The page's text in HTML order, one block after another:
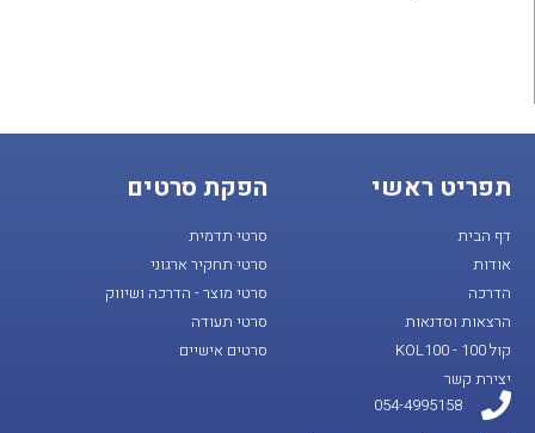
תפריט ראשי
דף הבית
אודות
הדרכה
הרצאות וסדנאות
קול 100 - KOL100
יצירת קשר
הפקת סרטים
סרטי תדמית
סרטי תחקיר ארגוני
סרטי מוצר - הדרכה ושיווק
סרטי תעודה
סרטים אישיים
054-4995158